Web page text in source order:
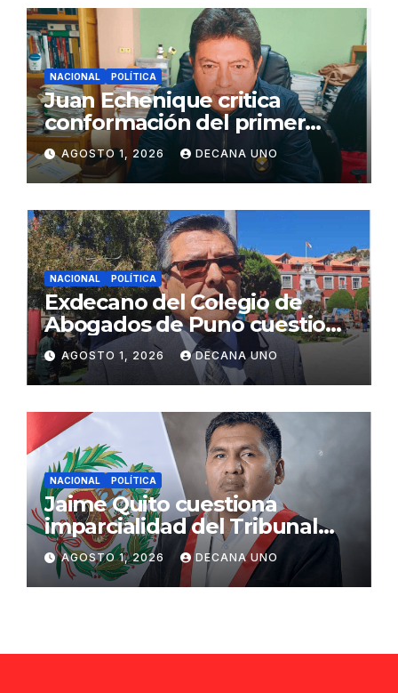
NACIONAL POLÍTICA
Juan Echenique critica
conformación del primer
gabinete ministerial de Keiko
Fujimori
AGOSTO 1, 2026 DECANA UNO
NACIONAL POLÍTICA
Exdecano del Colegio de
Abogados de Puno cuestiona
propuestas sobre seguridad
ciudadana
AGOSTO 1, 2026 DECANA UNO
NACIONAL POLÍTICA
Jaime Quito cuestiona
imparcialidad del Tribunal
Constitucional tras liberación
de Ollanta Humala
AGOSTO 1, 2026 DECANA UNO